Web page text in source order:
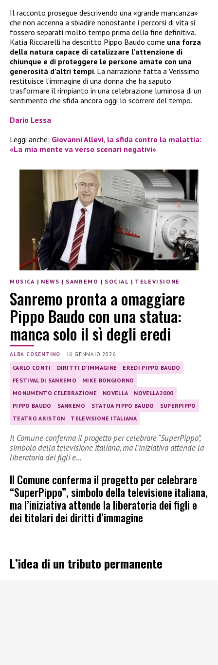
Il racconto prosegue descrivendo una «grande mancanza»
che non accenna a sbiadire nonostante i percorsi di vita si
fossero separati molto tempo prima della fine definitiva.
Katia Ricciarelli ha descritto Pippo Baudo come una forza
della natura capace di catalizzare l’attenzione di
chiunque e di proteggere le persone amate con una
generosità d’altri tempi. La narrazione fatta a Verissimo
restituisce l’immagine di una donna che ha saputo
trasformare il rimpianto in una celebrazione luminosa di un
sentimento che sfida ancora oggi lo scorrere del tempo.
Dario Lessa
Leggi anche: Giovanni Allevi, la sfida contro la malattia:
«La mia mente va verso scenari negativi»
MUSICA | NEWS | SANREMO | SOCIAL | TELEVISIONE
Sanremo pronta a omaggiare
Pippo Baudo con una statua:
manca solo il sì degli eredi
ALBA COSENTINO | 16 GENNAIO 2026
CARLO CONTI DIRITTI D’IMMAGINE
EREDI PIPPO BAUDO
FESTIVAL DI SANREMO
MIKE BONGIORNO
MONUMENTO CELEBRAZIONE
NOVELLA
NOVELLA2000
PIPPO BAUDO
SANREMO STATUA PIPPO BAUDO
SUPERPIPPO
TEATRO ARISTON
TELEVISIONE ITALIANA
Il Comune conferma il progetto per celebrare “SuperPippo”,
simbolo della televisione italiana, ma l’iniziativa attende la
liberatoria dei figli e…
Il Comune conferma il progetto per celebrare
“SuperPippo”, simbolo della televisione italiana,
ma l’iniziativa attende la liberatoria dei figli e
dei titolari dei diritti d’immagine
L’idea di un tributo permanente